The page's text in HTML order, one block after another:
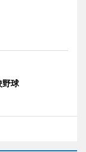
球